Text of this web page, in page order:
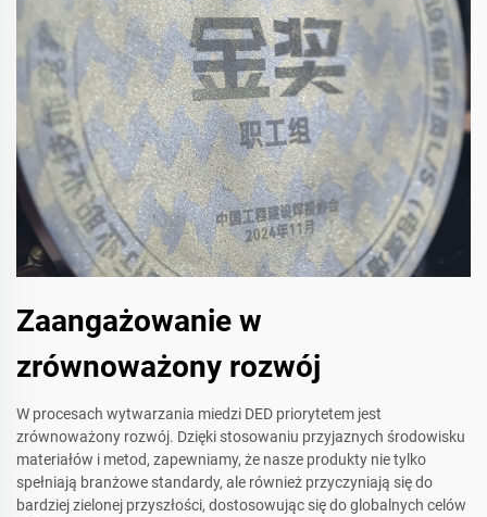
Zaangażowanie w
zrównoważony rozwój
W procesach wytwarzania miedzi DED priorytetem jest
zrównoważony rozwój. Dzięki stosowaniu przyjaznych środowisku
materiałów i metod, zapewniamy, że nasze produkty nie tylko
spełniają branżowe standardy, ale również przyczyniają się do
bardziej zielonej przyszłości, dostosowując się do globalnych celów